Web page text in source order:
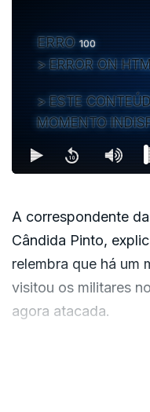
ERRO100
ERROR ON
ESTE
MOMENTO
A correspondente
Cândida Pinto,
relembra que há um
visitou os militares
agora atacada.